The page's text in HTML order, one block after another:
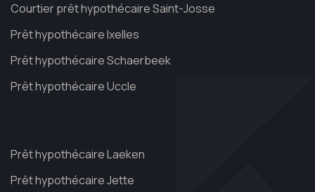
Courtier prêt hypothécaire Saint-Josse
Prêt hypothécaire Ixelles
Prêt hypothécaire Schaerbeek
Prêt hypothécaire Uccle
Prêt hypothécaire Laeken
Prêt hypothécaire Jette